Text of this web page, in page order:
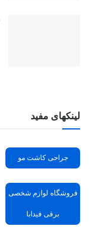
لینکهای مفید
جراحی کاشت مو
فروشگاه لوازم شخصی
برقی فیدابا